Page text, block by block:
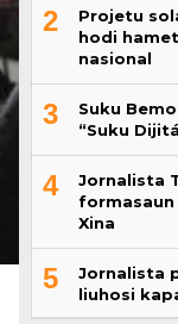
2
Projetu
hodi
nasional
3
Suku
“Suku
4
Jornalista
Xina
5
Jornalista
liuhosi